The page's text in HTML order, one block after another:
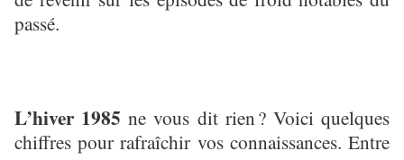
passé.
L’hiver 1985 ne vous dit rien? Voici quelques
chiffres pour rafraîchir vos connaissances. Entre